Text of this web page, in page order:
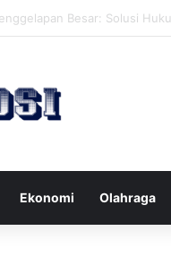
Hidup Sehat yang Mudah
Ekonomi Olahraga